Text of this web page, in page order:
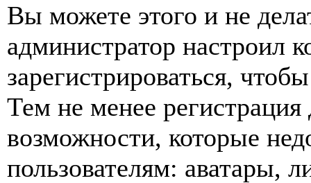
Вы можете этого и не
администратор
зарегистрироваться,
Тем не менее
возможности, которые
пользователям: аватары,